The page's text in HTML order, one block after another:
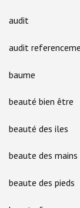
audit
audit
baume
beauté bien être
beauté des iles
beaute des mains
beaute des pieds